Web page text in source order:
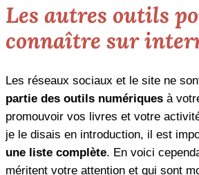
Les autres outils
connaître sur
Les réseaux sociaux et le site ne
partie des outils numériques à
promouvoir vos livres et votre
je le disais en introduction, il est
une liste complète. En voici
méritent votre attention et qui sont